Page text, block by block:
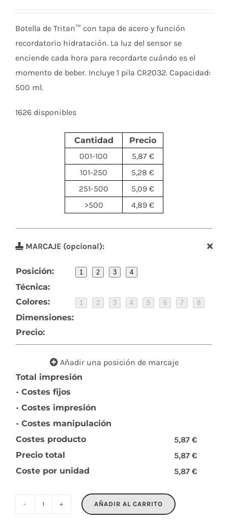
Botella de Tritan™ con tapa de acero y función
recordatorio hidratación. La luz del sensor se
enciende cada hora para recordarte cuándo es el
momento de beber. Incluye 1 pila CR2032. Capacidad:
500 ml.
1626 disponibles
Cantidad
Precio
001-100
5,87 €
101-250
5,28 €
251-500
5,09 €
>500
4,89 €
MARCAJE (opcional):
Posición: 1 2 3 4
Técnica:
Colores:
1 2 3 4 5 6 7 8
Dimensiones:
Precio:
Añadir una posición de marcaje
Total impresión
- Costes fijos
- Costes impresión
- Costes manipulación
Costes producto
5,87 €
Precio total
5,87 €
Coste por unidad
5,87 €
AÑADIR AL CARRITO